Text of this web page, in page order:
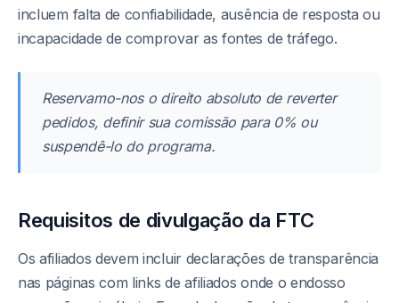
incluem falta de confiabilidade, ausência de resposta ou
incapacidade de comprovar as fontes de tráfego.
Reservamo-nos o direito absoluto de reverter
pedidos, definir sua comissão para 0% ou
suspendê-lo do programa.
Requisitos de divulgação da FTC
Os afiliados devem incluir declarações de transparência
nas páginas com links de afiliados onde o endosso